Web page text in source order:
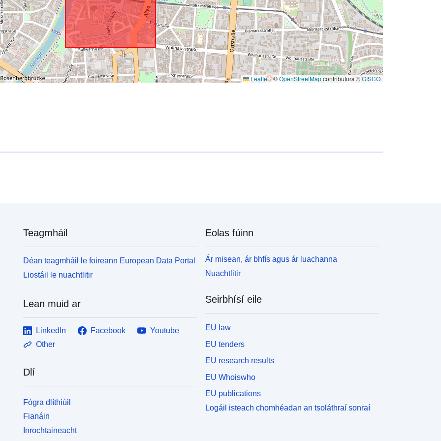
Leaflet|©OpenStreetMapcontributors ©GISCO
Teagmháil
Déan teagmháil le foireann European Data Portal
Liostáil le nuachtlitir
Lean muid ar
LinkedIn Facebook
Youtube
Other
Dlí
Fógra dlíthiúil
Fianáin
Inrochtaineacht
Eolas fúinn
Ár misean, ár bhfís agus ár luachanna
Nuachtlitir
Seirbhísí eile
EU law
EU tenders
EU research results
EU Whoiswho
EU publications
Logáil isteach chomhéadan an tsoláthraí sonraí